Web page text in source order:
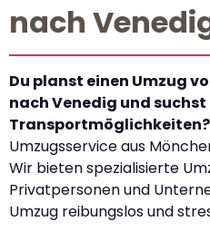
nach
Du planst einen Umzug
nach Venedig und
Transportmöglichkeiten?
Umzugsservice aus
Wir bieten spezialisierte
Privatpersonen und
Umzug reibungslos und